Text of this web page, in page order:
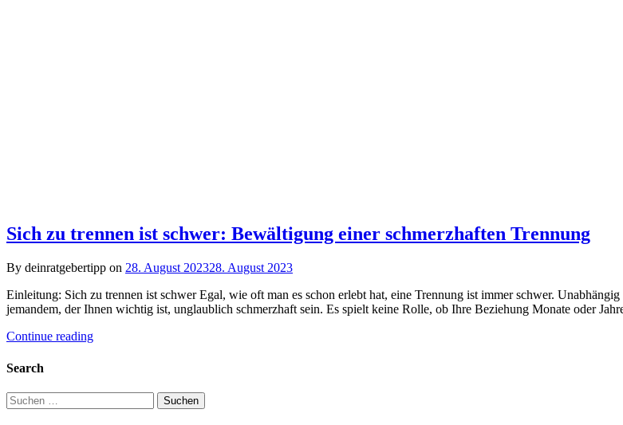
Sich zu trennen ist schwer: Bewältigung einer schmerzhaften Trennung
By deinratgebertipp on 28. August 202328. August 2023
Einleitung: Sich zu trennen ist schwer Egal, wie oft man es schon erlebt hat, eine Trennung ist immer schwer.
jemandem, der Ihnen wichtig ist, unglaublich schmerzhaft sein. Es spielt keine Rolle, ob Ihre Beziehung Monate oder
Continue reading
Search
Suchen
nach: